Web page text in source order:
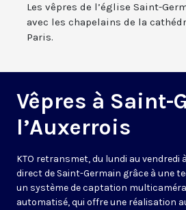
Les vêpres de l’église Saint-
avec les chapelains de la
Paris.
Vêpres à Saint-
l’Auxerrois
KTO retransmet, du lundi au vendredi
direct de Saint-Germain grâce à une
un système de captation
automatisé, qui offre une réalisation